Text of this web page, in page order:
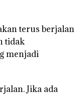
terus berjalan
tidak
menjadi
Jika ada